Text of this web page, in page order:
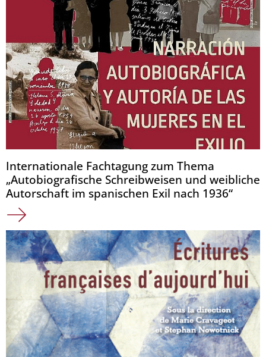
Internationale Fachtagung zum Thema
„Autobiografische Schreibweisen und weibliche
Autorschaft im spanischen Exil nach 1936“